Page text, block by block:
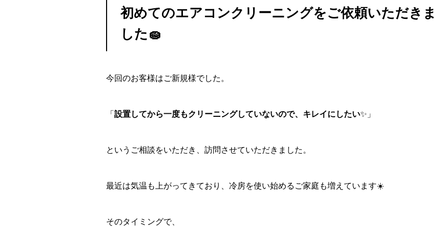
初めてのエアコンクリーニングをご依頼いただきま
した🧽
今回のお客様はご新規様でした。
「 設置してから一度もクリーニングしていないので、キレイにしたい✨」
というご相談をいただき、訪問させていただきました。
最近は気温も上がってきており、冷房を使い始めるご家庭も増えています☀️
そのタイミングで、